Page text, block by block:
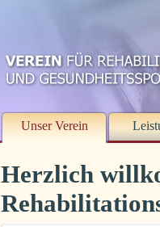
Unser Verein
Herzlich